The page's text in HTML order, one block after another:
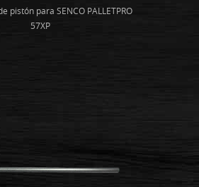
pistón para SENCO PALLETPRO
57XP